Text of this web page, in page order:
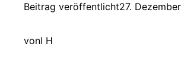
Beitrag veröffentlicht27.
vonI H